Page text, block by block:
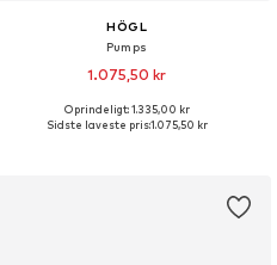
HÖGL
Pumps
1.075,50 kr
Fås i mange størrelser
Oprindeligt: 1.335,00 kr
Sidste laveste pris:1.075,50 kr